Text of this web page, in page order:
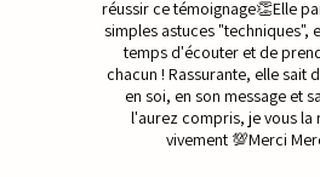
réussir ce témoignage👏Elle
simples astuces "techniques",
temps d'écouter et de
chacun ! Rassurante, elle sait
en soi, en son message et
l'aurez compris, je vous la
vivement 💯Merci